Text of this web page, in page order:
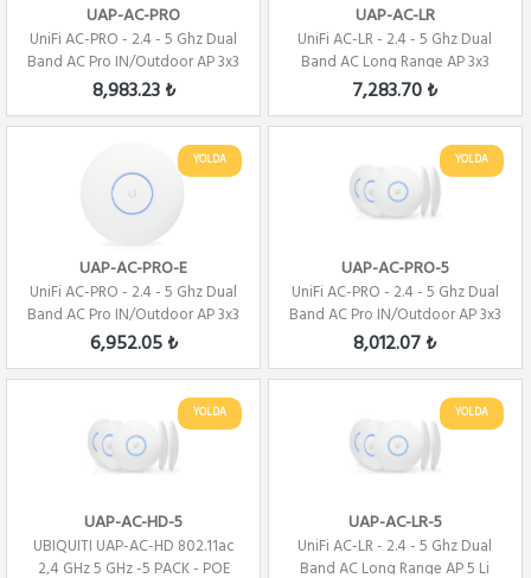
UAP-AC-PRO
UniFi AC-PRO - 2.4 - 5 Ghz Dual
Band AC Pro IN/Outdoor AP 3x3
MiMo
8,983.23 ₺
UAP-AC-LR
UniFi AC-LR - 2.4 - 5 Ghz Dual
Band AC Long Range AP 3x3
MiMo
7,283.70 ₺
YOLDA
UAP-AC-PRO-E
UniFi AC-PRO - 2.4 - 5 Ghz Dual
Band AC Pro IN/Outdoor AP 3x3
MiM...
6,952.05 ₺
YOLDA
UAP-AC-PRO-5
UniFi AC-PRO - 2.4 - 5 Ghz Dual
Band AC Pro IN/Outdoor AP 3x3
MiM...
8,012.07 ₺
YOLDA
UAP-AC-HD-5
UBIQUITI UAP-AC-HD 802.11ac
2,4 GHz 5 GHz -5 PACK - POE
YOLDA
UAP-AC-LR-5
UniFi AC-LR - 2.4 - 5 Ghz Dual
Band AC Long Range AP 5 Li